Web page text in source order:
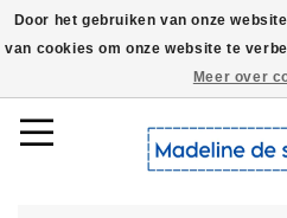
Worldwide Shipping - Onze
Door het gebruiken van onze
van cookies om onze website te
Meer over